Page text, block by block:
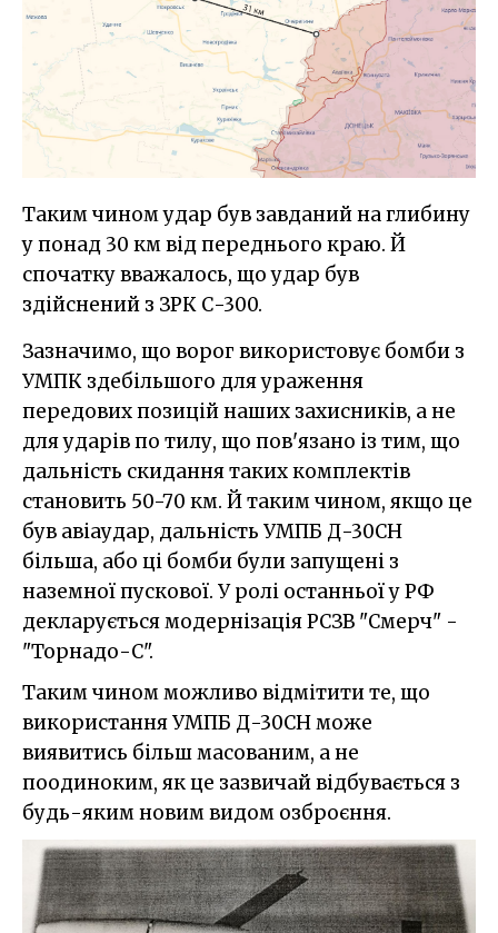
Таким чином удар був завданий на глибину
у понад 30 км від переднього краю. Й
спочатку вважалось, що удар був
здійснений з ЗРК С-300.
Зазначимо, що ворог використовує бомби з
УМПК здебільшого для ураження
передових позицій наших захисників, а не
для ударів по тилу, що пов'язано із тим, що
дальність скидання таких комплектів
становить 50-70 км. Й таким чином, якщо це
був авіаудар, дальність УМПБ Д-30СН
більша, або ці бомби були запущені з
наземної пускової. У ролі останньої у РФ
декларується модернізація РСЗВ "Смерч" -
"Торнадо-С".
Таким чином можливо відмітити те, що
використання УМПБ Д-30СН може
виявитись більш масованим, а не
поодиноким, як це зазвичай відбувається з
будь-яким новим видом озброєння.